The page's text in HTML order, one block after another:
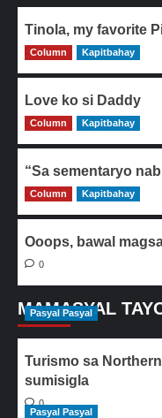
Tinola, my favorite
0
Column Kapitbahay
Love ko si Daddy
0
Column Kapitbahay
“Sa sementaryo
0
Column Kapitbahay
Ooops, bawal
0
MAMASYAL
Pasyal Pasyal
Turismo sa
sumisigla
0
Pasyal Pasyal